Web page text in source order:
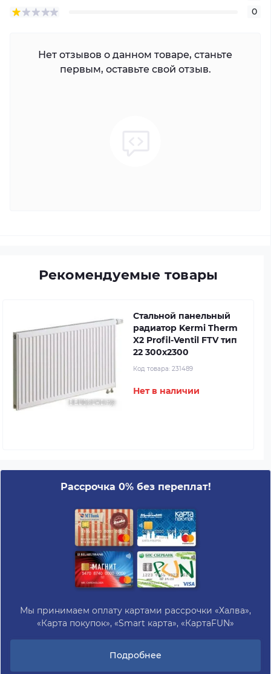
0
Нет отзывов о данном товаре, станьте
первым, оставьте свой отзыв.
Рекомендуемые товары
Стальной панельный
радиатор Kermi Therm
X2 Profil-Ventil FTV тип
22 300x2300
Код товара: 231489
Нет в наличии
Рассрочка 0% без переплат!
Мы принимаем оплату картами рассрочки «Халва»,
«Карта покупок», «Smart карта», «КартаFUN»
Подробнее